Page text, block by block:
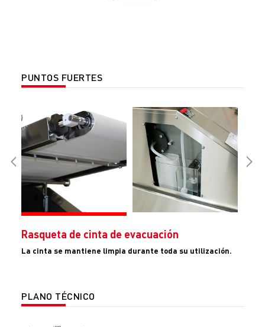
PUNTOS FUERTES
Rasqueta de cinta de evacuación
La cinta se mantiene limpia durante toda su utilización.
PLANO TÉCNICO